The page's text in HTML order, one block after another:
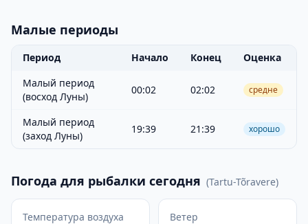
Малые периоды
Период Начало Конец
Оценка
Малый период
(восход Луны)
00:02 02:02 средне
Малый период
(заход Луны)
19:39 21:39 хорошо
Погода для рыбалки сегодня (Tartu-Tõravere)
Температура воздуха Ветер